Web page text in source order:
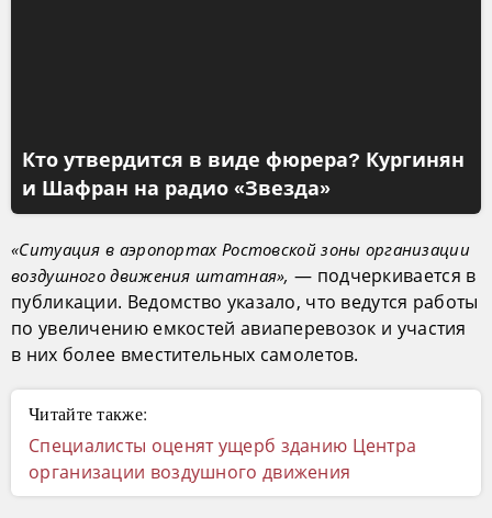
Кто утвердится в виде фюрера? Кургинян
и Шафран на радио «Звезда»
«Ситуация в аэропортах Ростовской зоны организации
воздушного движения штатная», — подчеркивается в
публикации. Ведомство указало, что ведутся работы
по увеличению емкостей авиаперевозок и участия
в них более вместительных самолетов.
Читайте также:
Специалисты оценят ущерб зданию Центра
организации воздушного движения